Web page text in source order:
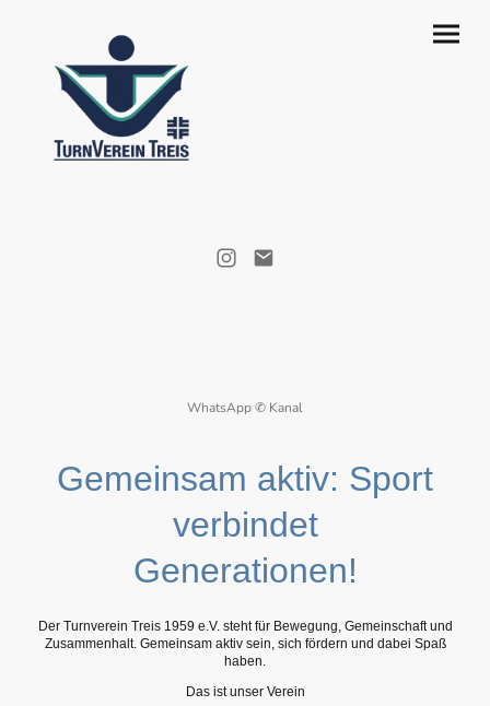
WhatsApp ✆ Kanal
Gemeinsam aktiv: Sport
verbindet
Generationen!
Der Turnverein Treis 1959 e.V. steht für Bewegung, Gemeinschaft und
Zusammenhalt. Gemeinsam aktiv sein, sich fördern und dabei Spaß
haben.
Das ist unser Verein